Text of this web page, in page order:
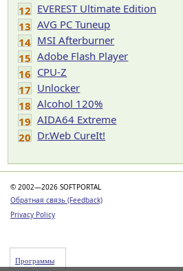
12 EVEREST Ultimate Edition
13 AVG PC Tuneup
14 MSI Afterburner
15 Adobe Flash Player
16 CPU-Z
17 Unlocker
18 Alcohol 120%
19 AIDA64 Extreme
20 Dr.Web CureIt!
© 2002—2026 SOFTPORTAL
Обратная связь (Feedback)
Privacy Policy
Программы